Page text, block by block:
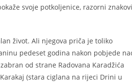
svoje potkoljenice, razorni znakovi
život. Ali njegova priča je toliko
pedeset godina nakon pobjede
od strane Radovana Karadžića
(stara ciglana na rijeci Drini u